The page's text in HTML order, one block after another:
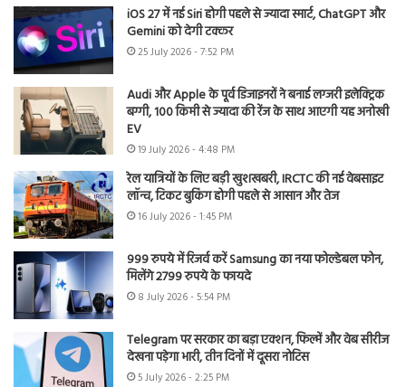
iOS 27 में नई Siri होगी पहले से ज्यादा स्मार्ट, ChatGPT और
Gemini को देगी टक्कर
25 July 2026 - 7:52 PM
Audi और Apple के पूर्व डिजाइनरों ने बनाई लग्जरी इलेक्ट्रिक
बग्गी, 100 किमी से ज्यादा की रेंज के साथ आएगी यह अनोखी
EV
19 July 2026 - 4:48 PM
रेल यात्रियों के लिए बड़ी खुशखबरी, IRCTC की नई वेबसाइट
लॉन्च, टिकट बुकिंग होगी पहले से आसान और तेज
16 July 2026 - 1:45 PM
999 रुपये में रिजर्व करें Samsung का नया फोल्डेबल फोन,
मिलेंगे 2799 रुपये के फायदे
8 July 2026 - 5:54 PM
Telegram पर सरकार का बड़ा एक्शन, फिल्में और वेब सीरीज
देखना पड़ेगा भारी, तीन दिनों में दूसरा नोटिस
5 July 2026 - 2:25 PM